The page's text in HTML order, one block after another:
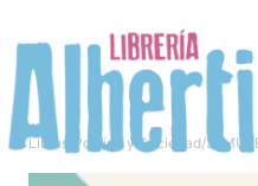
Libros Política y Sociedad/3.